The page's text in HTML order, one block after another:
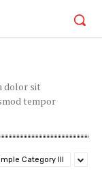
dolor sit
tempor
Category III